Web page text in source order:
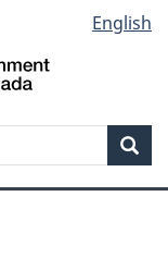
English